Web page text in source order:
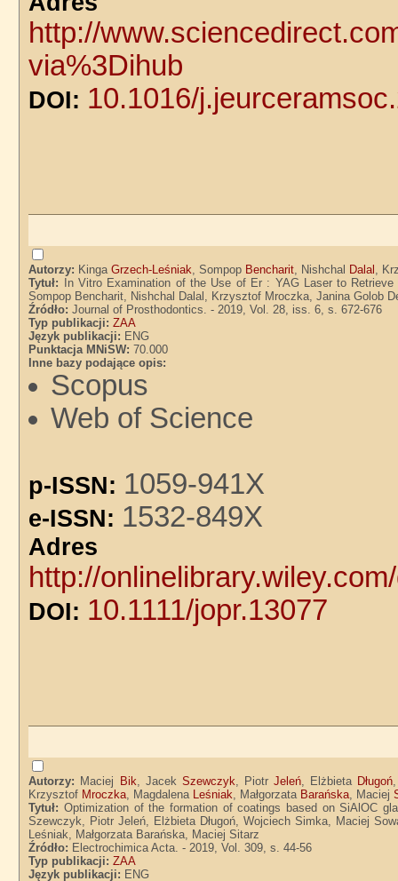
http://
via%3Dihub
DOI: 10.1016/
Autorzy: KingaGrzech-Leśniak , Sompop Bencharit , Nishchal Dalal
,
Tytuł:
In Vitro Examination of the Use of Er : YAG Laser to
Sompop Bencharit, Nishchal Dalal, Krzysztof Mroczka, Janina Golob
Źródło:Journal of Prosthodontics. - 2019, Vol. 28, iss. 6, s. 672-676
Typ publikacji:ZAA
Język publikacji: ENG
Punktacja MNiSW:70.000
Inne bazy podające opis:
Scopus
Web of Science
p-ISSN: 1059-941X
e-ISSN: 1532-849X
http://
DOI: 10.1111/jopr.13077
Autorzy: Maciej Bik , Jacek Szewczyk , PiotrJeleń , Elżbieta Długoń
Krzysztof Mroczka , Magdalena Leśniak , Małgorzata Barańska , Maciej
Tytuł: Optimization of the formation of coatings based on SiAlOC
Szewczyk, Piotr Jeleń, Elżbieta Długoń, Wojciech Simka, Maciej
Leśniak, Małgorzata Barańska, Maciej Sitarz
Źródło: Electrochimica Acta. - 2019, Vol. 309, s. 44-56
Typ publikacji:ZAA
Język publikacji: ENG